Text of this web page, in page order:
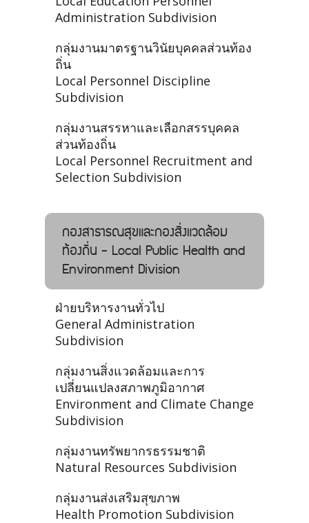
Administration Subdivision
กลุ่มงานมาตรฐานวินัยบุคคลส่วนท้อง
ถิ่น
Local Personnel Discipline
Subdivision
กลุ่มงานสรรหาและเลือกสรรบุคคล
ส่วนท้องถิ่น
Local Personnel Recruitment and
Selection Subdivision
กองสาธารณสุขและกองสิ่งแวดล้อม
ท้องถิ่น - Local Public Health and
Environment Division
ฝ่ายบริหารงานทั่วไป
General Administration
Subdivision
กลุ่มงานสิ่งแวดล้อมและการ
เปลี่ยนแปลงสภาพภูมิอากาศ
Environment and Climate Change
Subdivision
กลุ่มงานทรัพยากรธรรมชาติ
Natural Resources Subdivision
กลุ่มงานส่งเสริมสุขภาพ
Health Promotion Subdivision